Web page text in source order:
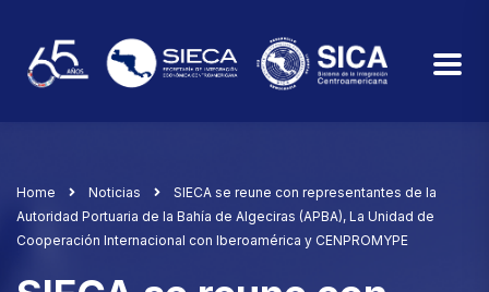
Home Noticias
SIECA se reune con representantes de la
Autoridad Portuaria de la Bahía de Algeciras (APBA), La Unidad de
Cooperación Internacional con Iberoamérica y CENPROMYPE